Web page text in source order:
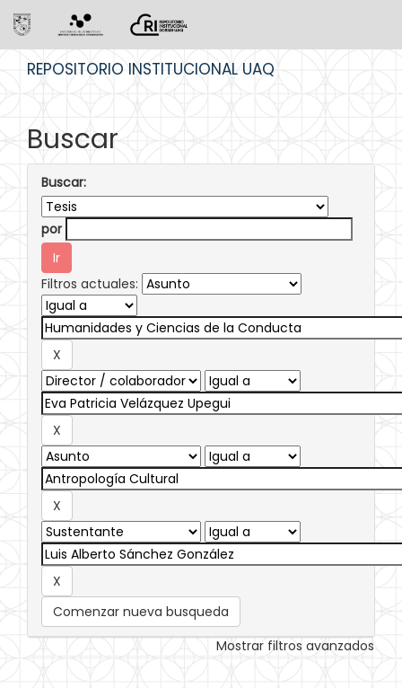
REPOSITORIO INSTITUCIONAL UAQ
Buscar
Buscar:
por
Filtros actuales:
Comenzar nueva busqueda
Mostrar filtros avanzados